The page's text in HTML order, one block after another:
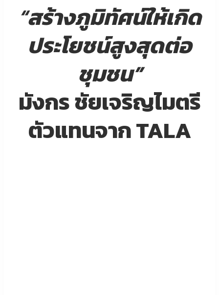
“สร้างภูมิทัศน์ให้เกิด
ประโยชน์สูงสุดต่อ
ชุมชน”
มังกร ชัยเจริญไมตรี
ตัวแทนจาก TALA